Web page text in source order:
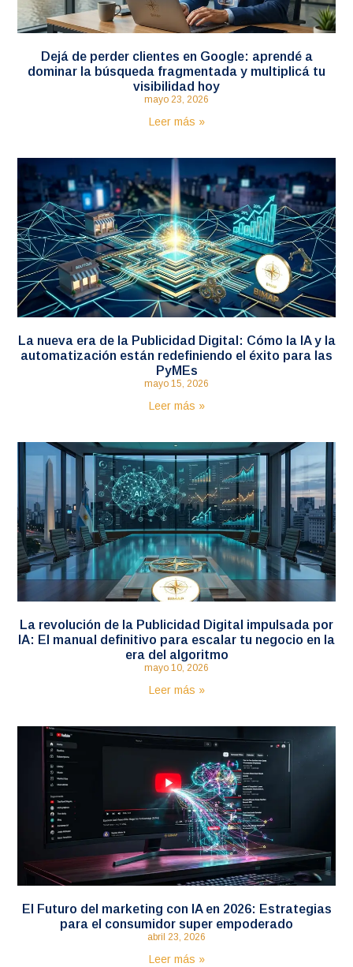
Dejá de perder clientes en Google: aprendé a
dominar la búsqueda fragmentada y multiplicá tu
visibilidad hoy
mayo 23, 2026
Leer más »
La nueva era de la Publicidad Digital: Cómo la IA y la
automatización están redefiniendo el éxito para las
PyMEs
mayo 15, 2026
Leer más »
La revolución de la Publicidad Digital impulsada por
IA: El manual definitivo para escalar tu negocio en la
era del algoritmo
mayo 10, 2026
Leer más »
El Futuro del marketing con IA en 2026: Estrategias
para el consumidor super empoderado
abril 23, 2026
Leer más »